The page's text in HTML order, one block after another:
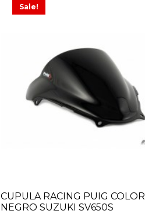
Sale!
CUPULA RACING PUIG COLOR
NEGRO SUZUKI SV650S